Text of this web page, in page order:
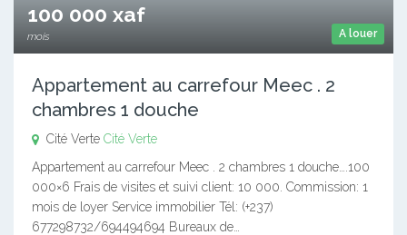
A louer
100 000 xaf
mois
Appartement au carrefour Meec . 2
chambres 1 douche
Cité Verte Cité Verte
Appartement au carrefour Meec . 2 chambres 1 douche….100
000×6 Frais de visites et suivi client: 10 000. Commission: 1
mois de loyer Service immobilier Tél: (+237)
677298732/694494694 Bureaux de…